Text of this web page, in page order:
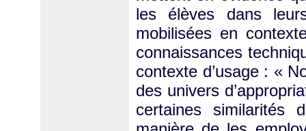
les élèves dans
mobilisées en
connaissances
contexte d’usage : «
des univers
certaines similarités